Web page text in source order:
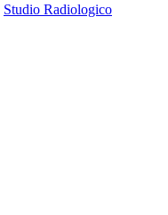
Studio Radiologico